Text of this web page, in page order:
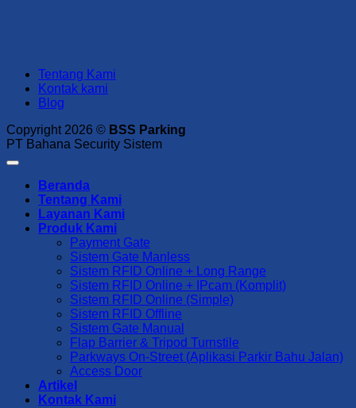
Tentang Kami
Kontak kami
Blog
Copyright 2026 © BSS Parking
PT Bahana Security Sistem
Beranda
Tentang Kami
Layanan Kami
Produk Kami
Payment Gate
Sistem Gate Manless
Sistem RFID Online + Long Range
Sistem RFID Online + IPcam (Komplit)
Sistem RFID Online (Simple)
Sistem RFID Offline
Sistem Gate Manual
Flap Barrier & Tripod Turnstile
Parkways On-Street (Aplikasi Parkir Bahu Jalan)
Access Door
Artikel
Kontak Kami